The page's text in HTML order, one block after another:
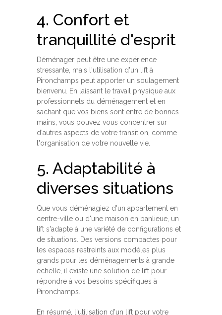
4. Confort et
tranquillité d'esprit
Déménager peut être une expérience
stressante, mais l'utilisation d'un lift à
Pironchamps peut apporter un soulagement
bienvenu. En laissant le travail physique aux
professionnels du déménagement et en
sachant que vos biens sont entre de bonnes
mains, vous pouvez vous concentrer sur
d'autres aspects de votre transition, comme
l'organisation de votre nouvelle vie.
5. Adaptabilité à
diverses situations
Que vous déménagiez d'un appartement en
centre-ville ou d'une maison en banlieue, un
lift s'adapte à une variété de configurations et
de situations. Des versions compactes pour
les espaces restreints aux modèles plus
grands pour les déménagements à grande
échelle, il existe une solution de lift pour
répondre à vos besoins spécifiques à
Pironchamps.
En résumé, l'utilisation d'un lift pour votre